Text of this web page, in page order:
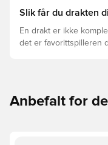
Slik får du drakten
En drakt er ikke
det er favorittspilleren
Anbefalt for